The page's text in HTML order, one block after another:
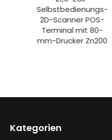
Selbstbedienungs-
2D-Scanner POS-
Terminal mit 80-
mm-Drucker Zn200
Kategorien